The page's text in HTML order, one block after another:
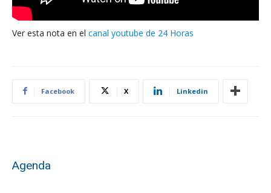
Ver esta nota en el canal youtube de 24 Horas
Facebook X Linkedin
Agenda